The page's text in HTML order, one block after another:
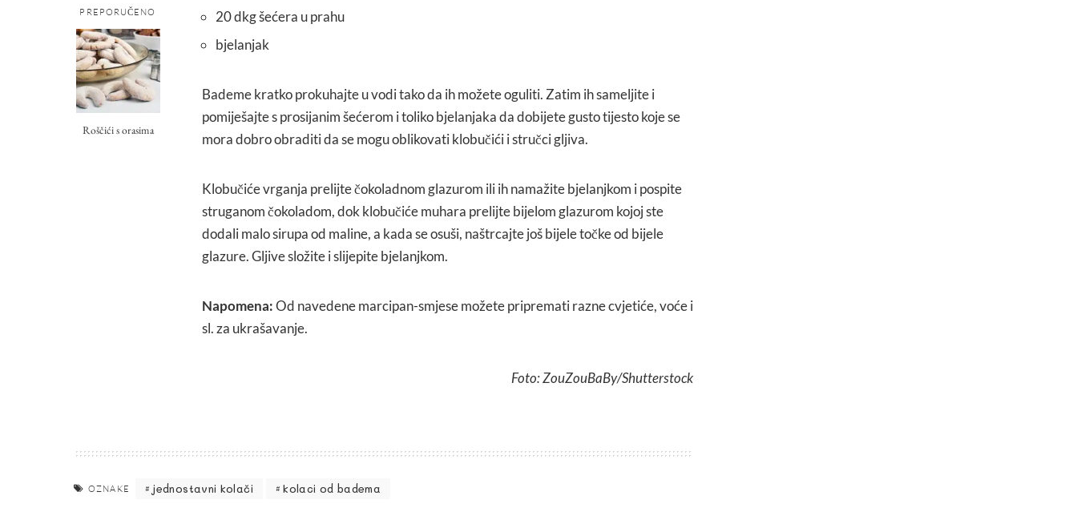
PREPORUČENO
Roščići s orasima
20 dkg šećera u prahu
bjelanjak
Bademe kratko prokuhajte u vodi tako da ih možete oguliti. Zatim ih sameljite i
pomiješajte s prosijanim šećerom i toliko bjelanjaka da dobijete gusto tijesto koje se
mora dobro obraditi da se mogu oblikovati klobučići i stručci gljiva.
Klobučiće vrganja prelijte čokoladnom glazurom ili ih namažite bjelanjkom i pospite
struganom čokoladom, dok klobučiće muhara prelijte bijelom glazurom kojoj ste
dodali malo sirupa od maline, a kada se osuši, naštrcajte još bijele točke od bijele
glazure. Gljive složite i slijepite bjelanjkom.
Napomena:Od navedene marcipan-smjese možete pripremati razne cvjetiće, voće i
sl. za ukrašavanje.
Foto: ZouZouBaBy/Shutterstock
OZNAKE jednostavni kolači kolaci od badema